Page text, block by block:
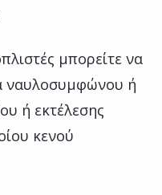
μπορείτε να
ναυλοσυμφώνου ή
ή εκτέλεσης
κενού